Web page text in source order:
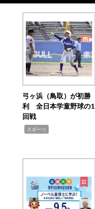
弓ヶ浜（鳥取）が初勝
利 全日本学童野球の1
回戦
スポーツ